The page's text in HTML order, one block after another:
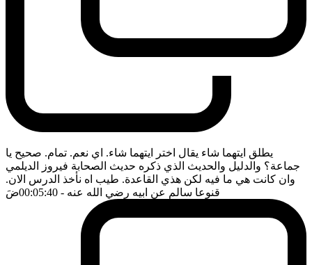
يطلق ايتهما شاء يقال اختر ايتهما شاء. اي نعم. تمام. صحيح يا
جماعة؟ والدليل والحديث الذي ذكره حديث الصحابة فيروز الديلمي
وان كانت هي ما فيه لكن هذي القاعدة. طيب اه نأخذ الدرس الان.
قنوعا سالم عن ابيه رضي الله عنه - 00:05:40 ضَ